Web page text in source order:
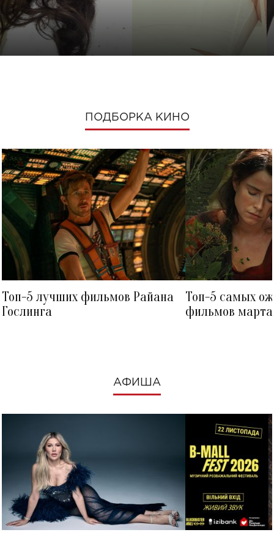
ПОДБОРКА КИНО
Топ-5 лучших фильмов Райана
Гослинга
Топ-5 самых
фильмов
АФИША